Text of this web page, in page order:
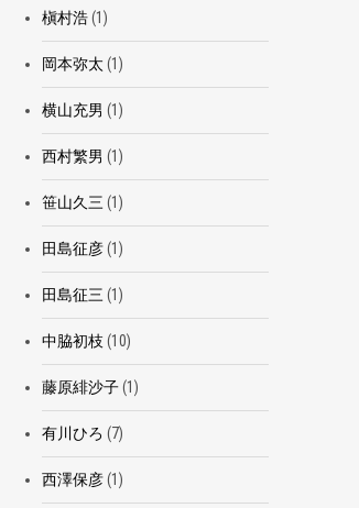
槇村浩(1)
岡本弥太 (1)
横山充男 (1)
西村繁男 (1)
笹山久三 (1)
田島征彦(1)
田島征三 (1)
中脇初枝 (10)
藤原緋沙子(1)
有川ひろ (7)
西澤保彦(1)